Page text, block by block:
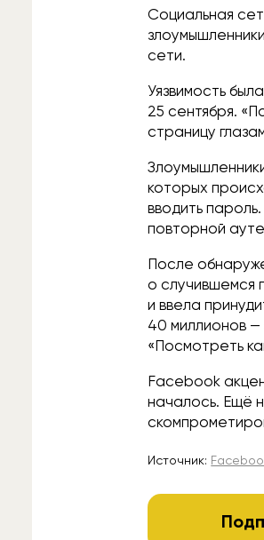
Социальная
сети.
Уязвимость
25 сентября.
страницу
которых
вводить
повторной
После
о случившемся
и ввела
40 миллионов —
«Посмотреть
Facebook
началось. Ещё
Источник: